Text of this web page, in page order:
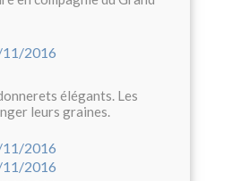
élégants. Les
leurs graines.